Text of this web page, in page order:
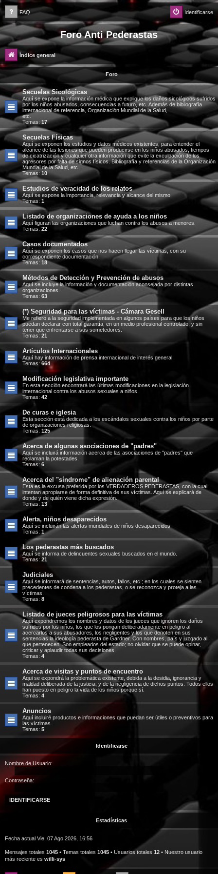
FAQ Identificarse
Foro Anti Pederastas
Índice general
Foro
Secuelas Sicológicas
Aquí se expone la información médica que explique los daños sicológicos sufridos
por los niños abusados, consecuencias a futuro, etc. Además de bibliografía
internacional de referencia, Organización Mundial de la Salud,
etc.
Temas: 17
Secuelas Físicas
Aquí se exponen los estudios y datos médicos existentes, para entender el
alcance de las lesiones que pueden producirse en los niños abusados; tiempos
de cicatrización y cualquier otra información que evite la exculpación de los
agresores por falta de signos físicos. Bibliografía y referencias de la Organización
Mundial de la Salud, etc.
Temas:10
Estudios de veracidad de los relatos
Aquí se expone la importancia, relevancia y alcance del mismo.
Temas: 1
Listado de organizaciones de ayuda a los niños
Aquí figuran las organizaciones que luchan contra los abusos a menores.
Temas: 22
Casos documentados
Aquí se exponen los casos que nos hacen llegar las víctimas, con su
correspondiente documentación.
Temas: 18
Métodos de Detección y Prevención de abusos
Aquí se incluye la información y documentación aconsejada por distintas
organizaciones.
Temas: 63
(*) Seguridad para las víctimas - Cámara Gesell
Me refiero a la seguridad implementada en algunos países para que los niños
puedan declarar con total garantía, en un medio profesional controlado; y sin
tener que enfrentarse a sus sometedores.
Temas: 21
Artículos Internacionales
Aquí hay información de prensa internacional de interés general.
Temas: 664
Modificación legislativa importante
En esta sección encontrará las últimas modificaciones en la legislación
internacional contra los abusos sexuales a niños.
Temas: 42
De curas e iglesia
Esta sección está dedicada a los escándalos sexuales contra los niños por parte
de organizaciones religiosas.
Temas: 125
Acerca de algunas asociaciones de "padres"
Aquí se incluirá información acerca de las asociaciones de "padres" que
reclaman la potestades.
Temas: 6
Acerca del "síndrome" de alienación parental
Esta es la excusa preferida por los VERDADEROS PEDERASTAS, con la cual
intentan apropiarse de forma definitiva de sus víctimas. Aquí se explicará de
donde y de quién viene dicha expresión.
Temas: 13
Alerta, niños desaparecidos
Aquí se incluirán las alertas mundiales de niños desaparecidos
Temas: 1
Los pederastas más buscados
Aquí se informa de delincuentes sexuales buscados en el mundo.
Temas: 21
Judiciales
Aquí se informará de sentencias, autos, fallos, etc.; en los cuales se sienten
precedentes de condena a los pederastas, o se reconozca y proteja a las
víctimas.
Temas: 8
Listado de jueces peligrosos para las víctimas
Aquí expondremos los nombres y datos de los jueces que ignoren los daños
sufridos por los niños; los que los pongan deliberadamente en peligro al
acercarlos a sus abusadores, los negligentes y los que denoten en sus
sentencias la ideología pederasta de Gardner. Con nombres, país y juzgado al
que pertenecen. Son empleados del estado; no olvidar que se puede opinar,
criticar y aplaudir todas sus decisiones.
Temas: 4
Acerca de visitas y puntos de encuentro
Aqui se expondrá la problemática existente, debida a la desidia, ignorancia y
maldad deliberada de la justicia; y de la negligencia de dichos puntos. Todos ellos
han puesto en peligro la vida de los niños porque sí.
Temas: 4
Anuncios
Aquí incluiré productos e informaciones que puedan ser útiles o preventivos para
las víctimas.
Temas: 5
Identificarse
Nombre de Usuario:
Contraseña:
Estadísticas
Fecha actual Vie, 07 Ago 2026, 16:56
Mensajes totales 1045 • Temas totales 1045 • Usuarios totales 12 • Nuestro usuario
más reciente es willi-sys